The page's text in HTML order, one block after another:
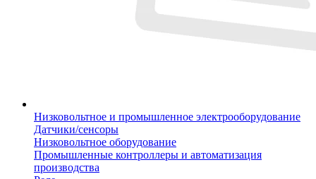
Низковольтное и промышленное электрооборудование
Датчики/сенсоры
Низковольтное оборудование
Промышленные контроллеры и автоматизация
производства